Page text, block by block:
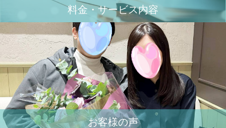
料金・サービス内容
お客様の声